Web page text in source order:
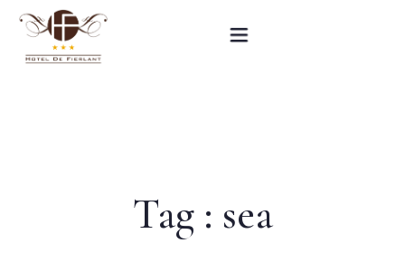
Informations pratiques
Tag : sea